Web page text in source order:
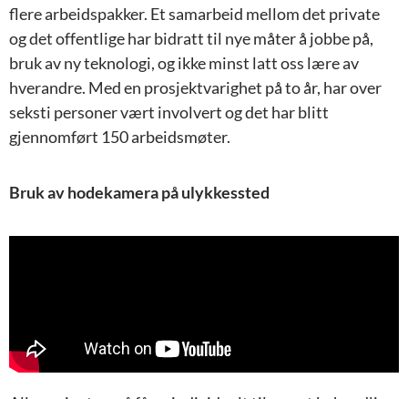
flere arbeidspakker. Et samarbeid mellom det private
og det offentlige har bidratt til nye måter å jobbe på,
bruk av ny teknologi, og ikke minst latt oss lære av
hverandre. Med en prosjektvarighet på to år, har over
seksti personer vært involvert og det har blitt
gjennomført 150 arbeidsmøter.
Bruk av hodekamera på ulykkessted